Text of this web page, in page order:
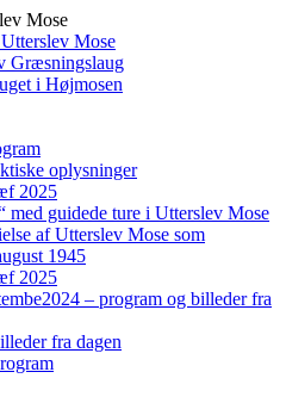
Mose
Mose
Græsningslaug
i Højmosen
oplysninger
2025
med guidede ture i Utterslev Mose
af Utterslev Mose som
1945
2025
– program og billeder fra
fra dagen